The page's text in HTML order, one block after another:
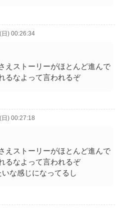
) 00:26:34
えストーリーがほとんど進んで
るなよって言われるぞ
) 00:27:18
えストーリーがほとんど進んで
るなよって言われるぞ
な感じになってるし